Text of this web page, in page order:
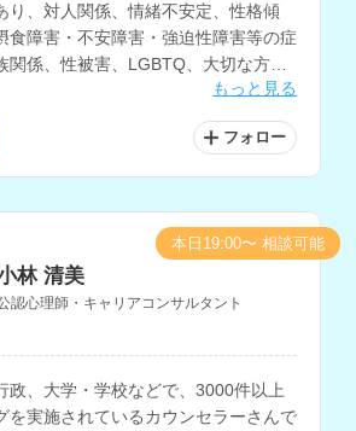
り、対人関係、情緒不安定、性格傾
食障害・不安障害・強迫性障害等の症
関係、性被害、LGBTQ、大切な方を
ート、子育てなど、様々な相談に対応
もっと見る
フォロー
林 清美
認心理師・キャリアコンサルタント
政、大学・学校などで、3000件以上
を実施されているカウンセラーさんで
本日19:00〜 相談可能